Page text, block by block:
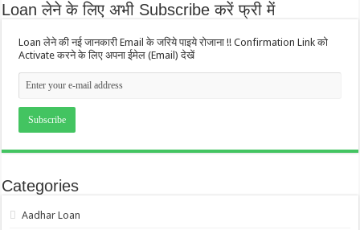
Loan लेने के लिए अभी Subscribe करें फ्री में
Loan लेने की नई जानकारी Email के जरिये पाइये रोजाना !! Confirmation Link को
Activate करने के लिए अपना ईमेल (Email) देखें
Categories
Aadhar Loan